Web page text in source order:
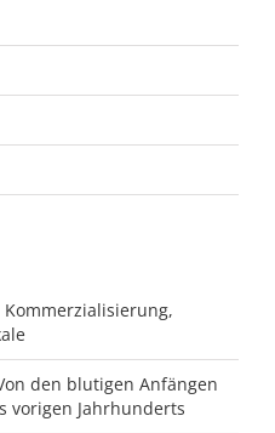
den blutigen Anfängen
vorigen Jahrhunderts